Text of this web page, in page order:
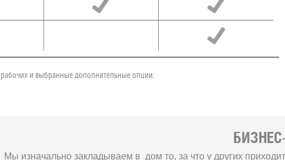
и выбранные дополнительные опции.
Мы изначально закладываем в дом то, за что у других